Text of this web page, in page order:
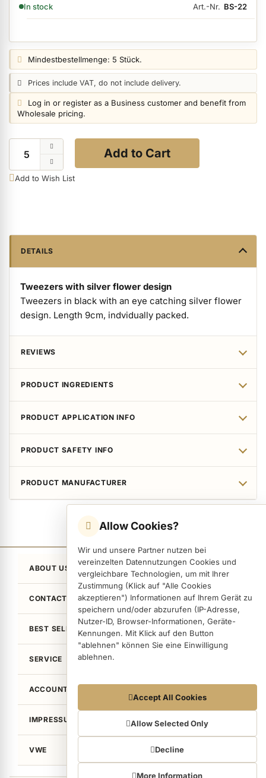
Allow Cookies?
Wir und unsere Partner nutzen bei
vereinzelten Datennutzungen Cookies und
vergleichbare Technologien, um mit Ihrer
Zustimmung (Klick auf "Alle Cookies
akzeptieren") Informationen auf Ihrem Gerät zu
speichern und/oder abzurufen (IP-Adresse,
Nutzer-ID, Browser-Informationen, Geräte-
Kennungen. Mit Klick auf den Button
"ablehnen" können Sie eine Einwilligung
ablehnen.
Datennutzungen
Wir arbeiten mit Partnern zusammen, die von
Ihrem Endgerät abgerufene Daten
(Trackingdaten) auch zu eigenen Zwecken
(z.B. Profilbildungen) / zu Zwecken Dritter
Accept All Cookies
Allow Selected Only
Decline
More Information
Nail Files, Tools & Accessories anzeigen
Hygiene anzeigen
Skintrix anzeigen
Feet & Toes anzeigen
Packaging and Retail Displays anzeigen
Customer Gifts anzeigen
AVAILABILITY:
In stock Art.-Nr. BS-22
Price notice:
Mindestbestellmenge: 5 Stück.
Price notice:
Prices include VAT, do not include delivery.
Login notice:
Log in or register as a Business customer and benefit from
Wholesale pricing.
Add to Cart
Add to Wish List
DETAILS
Tweezers with silver flower design
Tweezers in black with an eye catching silver flower
design. Length 9cm, indvidually packed.
REVIEWS
PRODUCT INGREDIENTS
PRODUCT APPLICATION INFO
PRODUCT SAFETY INFO
PRODUCT MANUFACTURER
ABOUT US
CONTACT
BEST SELLER
SERVICE
ACCOUNT
IMPRESSUM / LEGAL
VWE